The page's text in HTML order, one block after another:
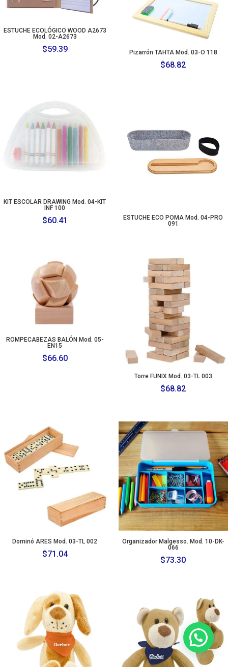
ESTUCHE ECOLÓGICO WOOD A2673
Mod. 02-A2673
$59.39 Pizarrón TAHTA Mod. 03-O 118
$68.82
KIT ESCOLAR DRAWING Mod. 04-KIT
INF 100
$60.41
ESTUCHE ECO POMA Mod. 04-PRO
091
ROMPECABEZAS BALÓN Mod. 05-
EN15
$66.60
Torre FUNIX Mod. 03-TL 003
$68.82
Dominó ARES Mod. 03-TL 002
$71.04
Organizador Malgesso. Mod. 10-DK-
066
$73.30